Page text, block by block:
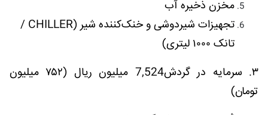
مخزن ذخیره آب
تجهیزات شیردوشی و خنک‌کننده شیر (CHILLER /
تانک ۱۰۰۰ لیتری)
۳. سرمایه در گردش7,524 میلیون ریال (۷۵۲ میلیون
تومان)